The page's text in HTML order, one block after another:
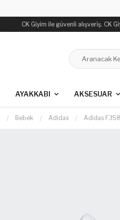
CK Giyim ile güvenli alışveriş. CK
AYAKKABI AKSESUAR
Bebek Adidas Adidas